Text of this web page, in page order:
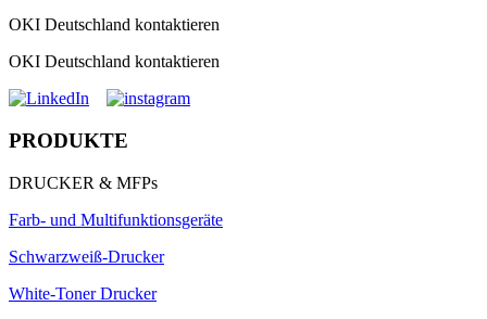
OKI Deutschland kontaktieren
OKI Deutschland kontaktieren
PRODUKTE
DRUCKER & MFPs
Farb- und Multifunktionsgeräte
Schwarzweiß-Drucker
White-Toner Drucker